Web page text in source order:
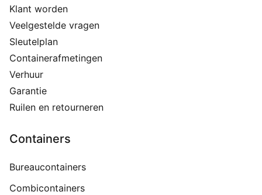
Klant worden
Veelgestelde vragen
Sleutelplan
Containerafmetingen
Verhuur
Garantie
Ruilen en retourneren
Containers
Bureaucontainers
Combicontainers